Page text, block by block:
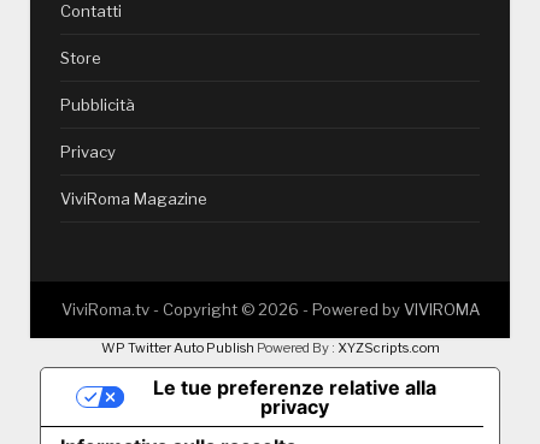
Contatti
Store
Pubblicità
Privacy
ViviRoma Magazine
ViviRoma.tv - Copyright ©2026 - Powered byVIVIROMA
WP Twitter Auto Publish Powered By : XYZScripts.com
Le tue preferenze relative alla
privacy